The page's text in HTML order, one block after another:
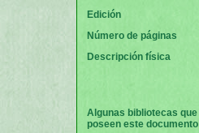
Edición
Número de páginas
Descripción física
Algunas bibliotecas que
poseen este documento